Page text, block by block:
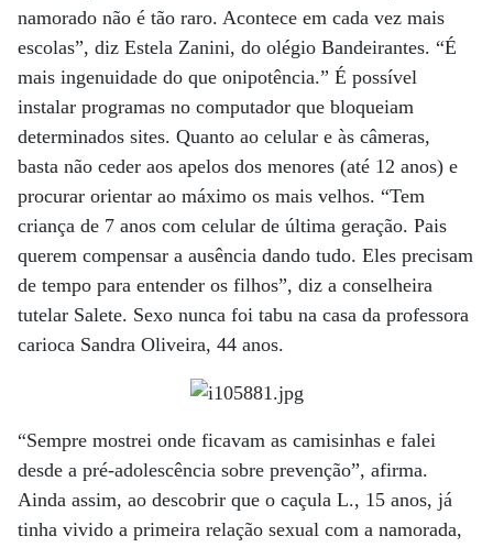
namorado não é tão raro. Acontece em cada vez mais
escolas”, diz Estela Zanini, do olégio Bandeirantes. “É
mais ingenuidade do que onipotência.” É possível
instalar programas no computador que bloqueiam
determinados sites. Quanto ao celular e às câmeras,
basta não ceder aos apelos dos menores (até 12 anos) e
procurar orientar ao máximo os mais velhos. “Tem
criança de 7 anos com celular de última geração. Pais
querem compensar a ausência dando tudo. Eles precisam
de tempo para entender os filhos”, diz a conselheira
tutelar Salete. Sexo nunca foi tabu na casa da professora
carioca Sandra Oliveira, 44 anos.
“Sempre mostrei onde ficavam as camisinhas e falei
desde a pré-adolescência sobre prevenção”, afirma.
Ainda assim, ao descobrir que o caçula L., 15 anos, já
tinha vivido a primeira relação sexual com a namorada,